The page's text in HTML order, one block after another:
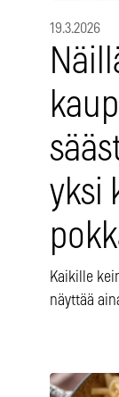
19.3.2026
yksi
Kaikille
näyttää